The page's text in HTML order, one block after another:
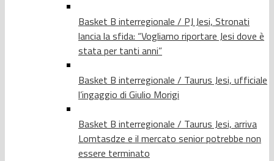
Basket B interregionale / PJ Jesi, Stronati
lancia la sfida: “Vogliamo riportare Jesi dove è
stata per tanti anni”
Basket B interregionale / Taurus Jesi, ufficiale
l’ingaggio di Giulio Morigi
Basket B interregionale / Taurus Jesi, arriva
Lomtasdze e il mercato senior potrebbe non
essere terminato